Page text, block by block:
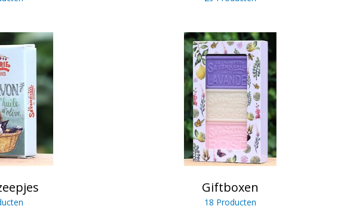
Giftboxen
18 Producten